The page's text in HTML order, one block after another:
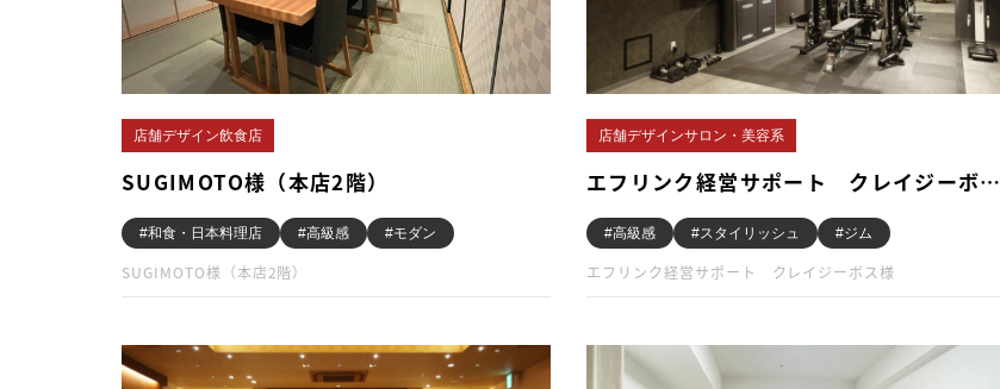
店舗デザイン飲食店
SUGIMOTO様（本店2階）
#和食・日本料理店 #高級感 #モダン
SUGIMOTO様（本店2階）
店舗デザインサロン・美容系
エフリンク経営サポート クレイジーボ…
#高級感 #スタイリッシュ #ジム
エフリンク経営サポート クレイジーボス様